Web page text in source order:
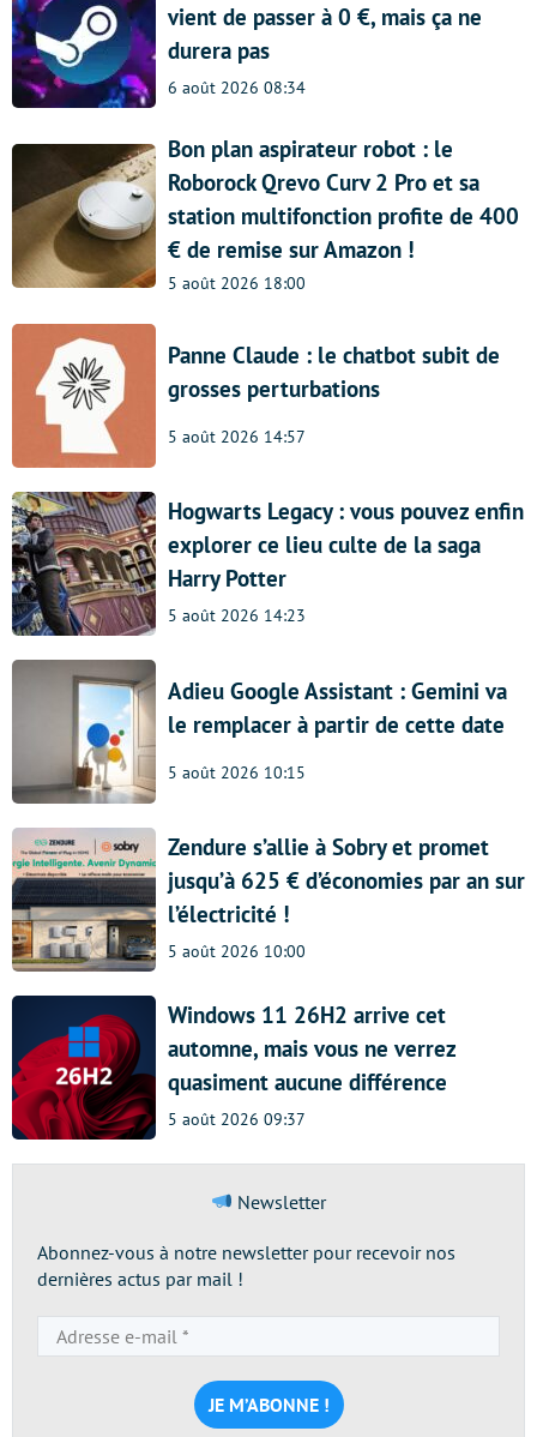
vient de passer à 0 €, mais ça ne
durera pas
6 août 2026 08:34
Bon plan aspirateur robot : le
Roborock Qrevo Curv 2 Pro et sa
station multifonction profite de 400
€ de remise sur Amazon !
5 août 2026 18:00
Panne Claude : le chatbot subit de
grosses perturbations
5 août 2026 14:57
Hogwarts Legacy : vous pouvez enfin
explorer ce lieu culte de la saga
Harry Potter
5 août 2026 14:23
Adieu Google Assistant : Gemini va
le remplacer à partir de cette date
5 août 2026 10:15
Zendure s’allie à Sobry et promet
jusqu’à 625 € d’économies par an sur
l’électricité !
5 août 2026 10:00
Windows 11 26H2 arrive cet
automne, mais vous ne verrez
quasiment aucune différence
5 août 2026 09:37
Newsletter
Abonnez-vous à notre newsletter pour recevoir nos
dernières actus par mail !
e-
mail
*